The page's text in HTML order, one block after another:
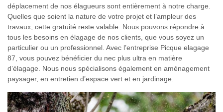
déplacement de nos élagueurs sont entièrement à notre charge.
Quelles que soient la nature de votre projet et l’ampleur des
travaux, cette gratuité reste valable. Nous pouvons répondre à
tous les besoins en élagage de nos clients, que vous soyez un
particulier ou un professionnel. Avec l’entreprise Picque elagage
87, vous pouvez bénéficier du nec plus ultra en matière
d’élagage. Nous nous spécialisons également en aménagement
paysager, en entretien d’espace vert et en jardinage.